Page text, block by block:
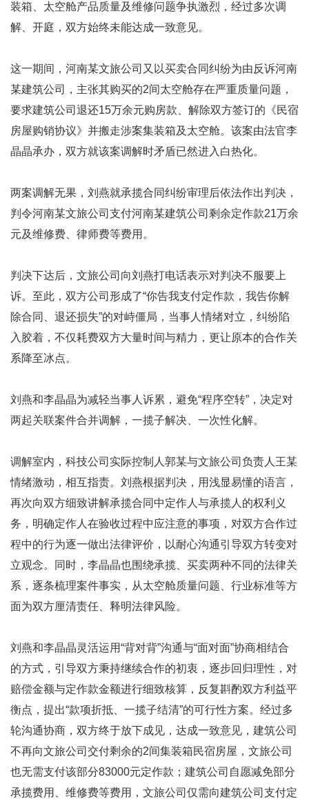
装箱、太空舱产品质量及维修问题争执激烈，经过多次调
解、开庭，双方始终未能达成一致意见。
这一期间，河南某文旅公司又以买卖合同纠纷为由反诉河南
某建筑公司，主张其购买的2间太空舱存在严重质量问题，
要求建筑公司退还15万余元购房款、解除双方签订的《民宿
房屋购销协议》并搬走涉案集装箱及太空舱。该案由法官李
晶晶承办，双方就该案调解时矛盾已然进入白热化。
两案调解无果，刘燕就承揽合同纠纷审理后依法作出判决，
判令河南某文旅公司支付河南某建筑公司剩余定作款21万余
元及维修费、律师费等费用。
判决下达后，文旅公司向刘燕打电话表示对判决不服要上
诉。至此，双方公司形成了“你告我支付定作款，我告你解
除合同、退还损失”的对峙僵局，当事人情绪对立，纠纷陷
入胶着，不仅耗费双方大量时间与精力，更让原本的合作关
系降至冰点。
刘燕和李晶晶为减轻当事人诉累，避免“程序空转”，决定对
两起关联案件合并调解，一揽子解决、一次性化解。
调解室内，科技公司实际控制人郭某与文旅公司负责人王某
情绪激动，相互指责。刘燕根据判决，用浅显易懂的语言，
再次向双方细致讲解承揽合同中定作人与承揽人的权利义
务，明确定作人在验收过程中应注意的事项，对双方合作过
程中的行为逐一做出法律评价，以耐心沟通引导双方转变对
立观念。同时，李晶晶也围绕承揽、买卖两种不同的法律关
系，逐条梳理案件事实，从太空舱质量问题、行业标准等方
面为双方厘清责任、释明法律风险。
刘燕和李晶晶灵活运用“背对背”沟通与“面对面”协商相结合
的方式，引导双方秉持继续合作的初衷，逐步回归理性，对
赔偿金额与定作款金额进行细致核算，反复斟酌双方利益平
衡点，提出“款项折抵、一揽子结清”的可行性方案。经过多
轮沟通协商，双方终于放下成见，达成一致意见，建筑公司
不再向文旅公司交付剩余的2间集装箱民宿房屋，文旅公司
也无需支付该部分83000元定作款；建筑公司自愿减免部分
承揽费用、维修费等费用，文旅公司仅需向建筑公司支付定